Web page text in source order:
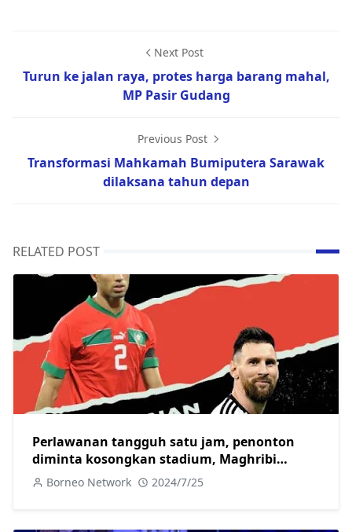
Next Post
Turun ke jalan raya, protes harga barang mahal,
MP Pasir Gudang
Previous Post
Transformasi Mahkamah Bumiputera Sarawak
dilaksana tahun depan
RELATED POST
Perlawanan tangguh satu jam, penonton
diminta kosongkan stadium, Maghribi
aibkan Argentina 2-1
Borneo Network 2024/7/25